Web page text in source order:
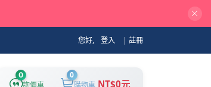
您好, 登入 | 註冊
0
詢價車
0
購物車 NT$0元